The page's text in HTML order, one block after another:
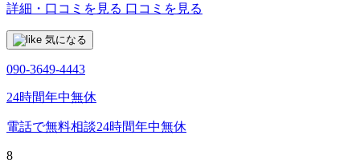
詳細・口コミを見る 口コミを見る
気になる
090-3649-4443
24時間年中無休
電話で無料相談24時間年中無休
8